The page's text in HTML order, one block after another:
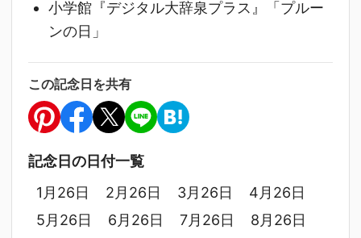
小学館『デジタル大辞泉プラス』「プルー
ンの日」
この記念日を共有
記念日の日付一覧
1月26日
2月26日 3月26日
4月26日
5月26日
6月26日 7月26日
8月26日